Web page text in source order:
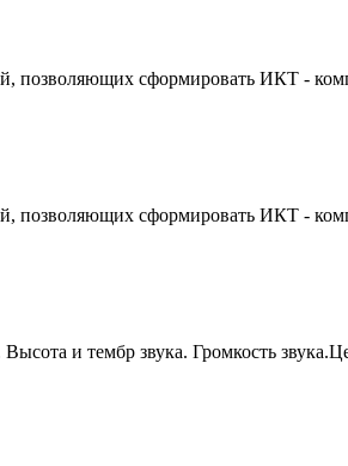
позволяющих сформировать ИКТ -
позволяющих сформировать ИКТ -
и тембр звука. Громкость